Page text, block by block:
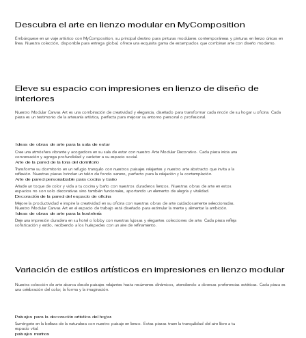
Embárquese en un viaje artístico con MyComposition, su principal destino para pinturas modulares contemporáneas y pinturas en lienzo únicas en
línea. Nuestra colección, disponible para entrega global, ofrece una exquisita gama de estampados que combinan arte con diseño moderno.
Descubra el arte en lienzo modular en MyComposition
Eleve su espacio con impresiones en lienzo de diseño de
interiores
Nuestro Modular Canvas Art es una combinación de creatividad y elegancia, diseñado para transformar cada rincón de su hogar u oficina. Cada
pieza es un testimonio de la artesanía artística, perfecta para mejorar su entorno personal o profesional.
Cree una atmósfera vibrante y acogedora en su sala de estar con nuestro Arte Modular Decorativo. Cada pieza inicia una
conversación y agrega profundidad y carácter a su espacio social.
Ideas de obras de arte para la sala de estar
Transforme su dormitorio en un refugio tranquilo con nuestros paisajes relajantes y nuestro arte abstracto que invita a la
reflexión. Nuestras piezas brindan un telón de fondo sereno, perfecto para la relajación y la contemplación.
Arte de la pared de la lona del dormitorio
Añade un toque de color y vida a tu cocina y baño con nuestros duraderos lienzos. Nuestras obras de arte en estos
espacios no son solo decorativas sino también funcionales, aportando un elemento de alegría y vitalidad.
Arte de pared personalizable para cocina y baño
Mejore la productividad e inspire la creatividad en su oficina con nuestras obras de arte cuidadosamente seleccionadas.
Nuestro Modular Canvas Art en el espacio de trabajo está diseñado para estimular la mente y alimentar la ambición.
Decoración de la pared del espacio de oficina
Deje una impresión duradera en su hotel o lobby con nuestras lujosas y elegantes colecciones de arte. Cada pieza refleja
sofisticación y estilo, recibiendo a los huéspedes con un aire de refinamiento.
Ideas de obras de arte para la hostelería
Variación de estilos artísticos en impresiones en lienzo modular
Nuestra colección de arte abarca desde paisajes relajantes hasta resúmenes dinámicos, atendiendo a diversas preferencias estéticas. Cada pieza es
una celebración del color, la forma y la imaginación.
Sumérgete en la belleza de la naturaleza con nuestro paisaje en lienzo. Estas piezas traen la tranquilidad del aire libre a tu
espacio vital.
Paisajes para la decoración artística del hogar.
paisajes marinos